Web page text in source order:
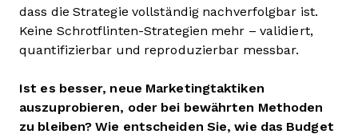
dass die Strategie vollständig nachverfolgbar ist.
Keine Schrotflinten-Strategien mehr – validiert,
quantifizierbar und reproduzierbar messbar.
Ist es besser, neue Marketingtaktiken
auszuprobieren, oder bei bewährten Methoden
zu bleiben? Wie entscheiden Sie, wie das Budget